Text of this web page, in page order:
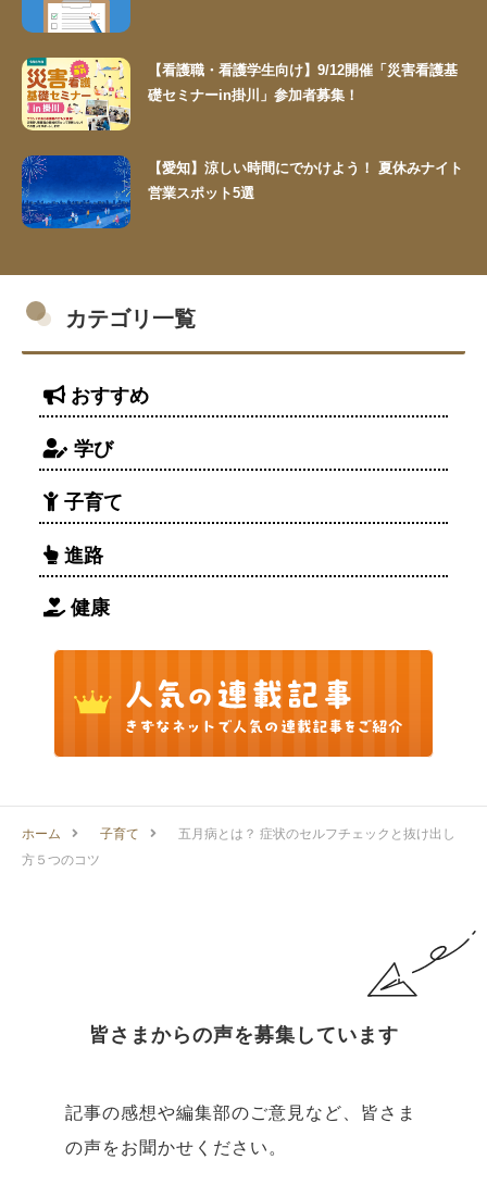
【看護職・看護学生向け】9/12開催「災害看護基
礎セミナーin掛川」参加者募集！
【愛知】涼しい時間にでかけよう！ 夏休みナイト
営業スポット5選
カテゴリ一覧
おすすめ
学び
子育て
進路
健康
ホーム 子育て
五月病とは？ 症状のセルフチェックと抜け出し
方５つのコツ
皆さまからの声を募集しています
記事の感想や編集部のご意見など、皆さま
の声をお聞かせください。